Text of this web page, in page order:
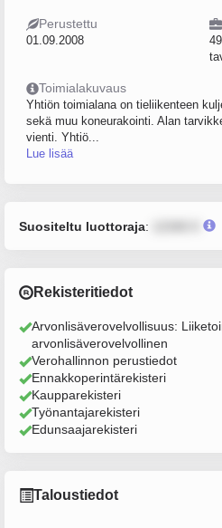
Perustettu
01.09.2008
Toimialakuvaus
Yhtiön toimialana on tieliikenteen
sekä muu koneurakointi. Alan
vienti. Yhtiö...
Lue lisää
Suositeltu luottoraja:
Rekisteritiedot
Arvonlisäverovelvollisuus:
arvonlisäverovelvollinen
Verohallinnon perustiedot
Ennakkoperintärekisteri
Kaupparekisteri
Työnantajarekisteri
Edunsaajarekisteri
Taloustiedot